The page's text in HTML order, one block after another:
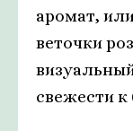
аромат,
веточки
свежести